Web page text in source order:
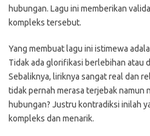
hubungan. Lagu ini memberikan
kompleks tersebut.
Yang membuat lagu ini istimewa
Tidak ada glorifikasi berlebihan atau
Sebaliknya, liriknya sangat real dan
tidak pernah merasa terjebak namun
hubungan? Justru kontradiksi inilah
kompleks dan menarik.